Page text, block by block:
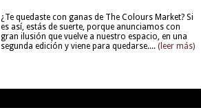
¿Te quedaste con ganas de The Colours Market? Si
es así, estás de suerte, porque anunciamos con
gran ilusión que vuelve a nuestro espacio, en una
segunda edición y viene para quedarse.... (leer más)